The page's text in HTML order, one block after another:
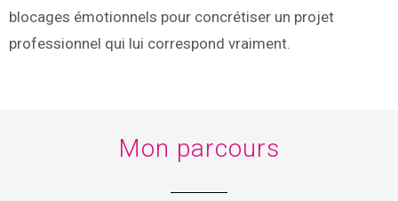
blocages émotionnels pour concrétiser un projet
professionnel qui lui correspond vraiment.
Mon parcours